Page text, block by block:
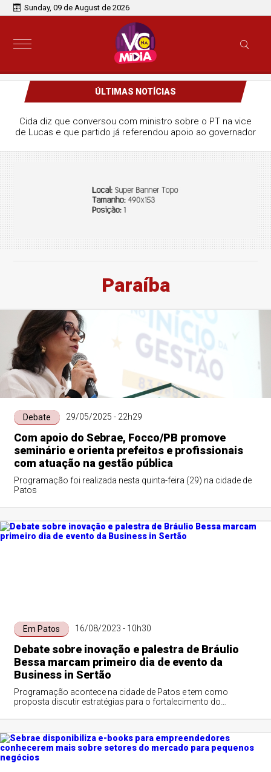
Sunday, 09 de August de 2026
ÚLTIMAS NOTÍCIAS
Cida diz que conversou com ministro sobre o PT na vice
de Lucas e que partido já referendou apoio ao governador
Paraíba
Debate 29/05/2025 - 22h29
Com apoio do Sebrae, Focco/PB promove
seminário e orienta prefeitos e profissionais
com atuação na gestão pública
Programação foi realizada nesta quinta-feira (29) na cidade de
Patos
Em Patos 16/08/2023 - 10h30
Debate sobre inovação e palestra de Bráulio
Bessa marcam primeiro dia de evento da
Business in Sertão
Programação acontece na cidade de Patos e tem como
proposta discutir estratégias para o fortalecimento do